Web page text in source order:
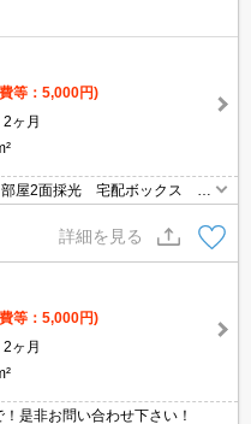
等：5,000円)
2ヶ月
屋2面採光 宅配ボックス ガ
別
詳細を見る
等：5,000円)
2ヶ月
是非お問い合わせ下さい！